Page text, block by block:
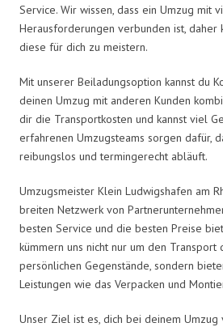
Service. Wir wissen, dass ein Umzug mit
Herausforderungen verbunden ist, daher
diese für dich zu meistern.
Mit unserer Beiladungsoption kannst du
deinen Umzug mit anderen Kunden
dir die Transportkosten und kannst viel
erfahrenen Umzugsteams sorgen dafür,
reibungslos und termingerecht abläuft.
Umzugsmeister Klein Ludwigshafen am
breiten Netzwerk von
besten Service und die besten Preise
kümmern uns nicht nur um den
persönlichen Gegenstände, sondern
Leistungen wie das Verpacken und
Unser Ziel ist es, dich bei deinem Umzug